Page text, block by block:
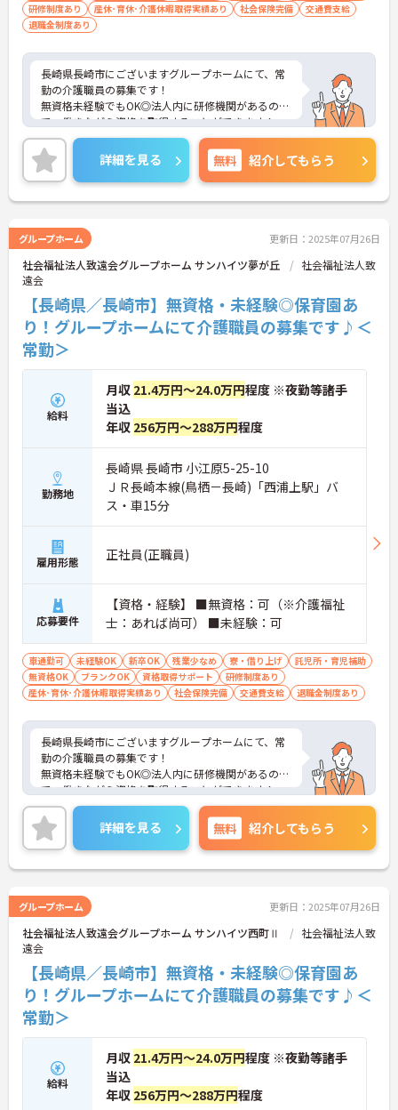
研修制度あり
産休･育休･介護休暇取得実績あり 社会保険完備
交通費支給
退職金制度あり
長崎県長崎市にございますグループホームにて、常
勤の介護職員の募集です！
無資格未経験でもOK◎法人内に研修機関があるの
で、働きながら資格を取得することができます！
また、子育て中の方も安心して働けるよう企業主導
型保育園もございますので、育児と仕事の両立が可
能です！
ご興味がありましたら、詳細をお伝えしますので、
お気軽にお問い合わせください！
詳細を見る 無料 紹介してもらう
グループホーム 更新日：2025年07月26日
社会福祉法人致遠会グループホーム サンハイツ夢が丘
社会福祉法人致
遠会
【長崎県／長崎市】無資格・未経験◎保育園あ
り！グループホームにて介護職員の募集です♪＜
常勤＞
給料
月収 21.4万円～24.0万円程度 ※夜勤等諸手
当込
年収 256万円～288万円程度
勤務地
長崎県 長崎市 小江原5-25-10
ＪＲ長崎本線(鳥栖－長崎)「西浦上駅」バ
ス・車15分
雇用形態 正社員(正職員)
応募要件
【資格・経験】 ■無資格：可（※介護福祉
士：あれば尚可） ■未経験：可
車通勤可 未経験OK 新卒OK 残業少なめ 寮・借り上げ
託児所・育児補助
無資格OK
ブランクOK 資格取得サポート
研修制度あり
産休･育休･介護休暇取得実績あり
社会保険完備 交通費支給 退職金制度あり
長崎県長崎市にございますグループホームにて、常
勤の介護職員の募集です！
無資格未経験でもOK◎法人内に研修機関があるの
で、働きながら資格を取得することができます！
また、子育て中の方も安心して働けるよう企業主導
型保育園もございますので、育児と仕事の両立が可
能です！
ご興味がありましたら、詳細をお伝えしますので、
お気軽にお問い合わせください！
詳細を見る 無料 紹介してもらう
グループホーム 更新日：2025年07月26日
社会福祉法人致遠会グループホーム サンハイツ西町Ⅱ
社会福祉法人致
遠会
【長崎県／長崎市】無資格・未経験◎保育園あ
り！グループホームにて介護職員の募集です♪＜
常勤＞
給料
月収 21.4万円～24.0万円程度 ※夜勤等諸手
当込
年収 256万円～288万円程度